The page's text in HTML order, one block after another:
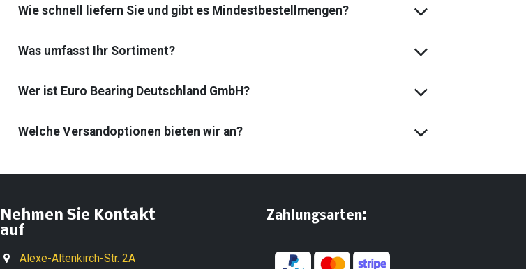
Wie schnell liefern Sie und gibt es Mindest­bestell­mengen?
Was umfasst Ihr Sortiment?
Wer ist Euro Bearing Deutschland GmbH?
Welche Versandoptionen bieten wir an?
Nehmen Sie Kontakt
auf
Alexe-Altenkirch-Str. 2A
​Zahlungsarten: